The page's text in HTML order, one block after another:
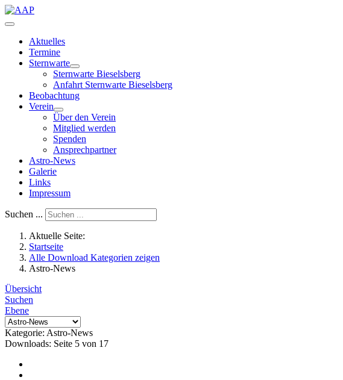
Aktuelles
Termine
Sternwarte
Sternwarte Bieselsberg
Anfahrt Sternwarte Bieselsberg
Beobachtung
Verein
Über den Verein
Mitglied werden
Spenden
Ansprechpartner
Astro-News
Galerie
Links
Impressum
Suchen ...
Aktuelle Seite:
Startseite
Alle Download Kategorien zeigen
Astro-News
Übersicht
Suchen
Ebene
Kategorie: Astro-News
Downloads: Seite 5 von 17